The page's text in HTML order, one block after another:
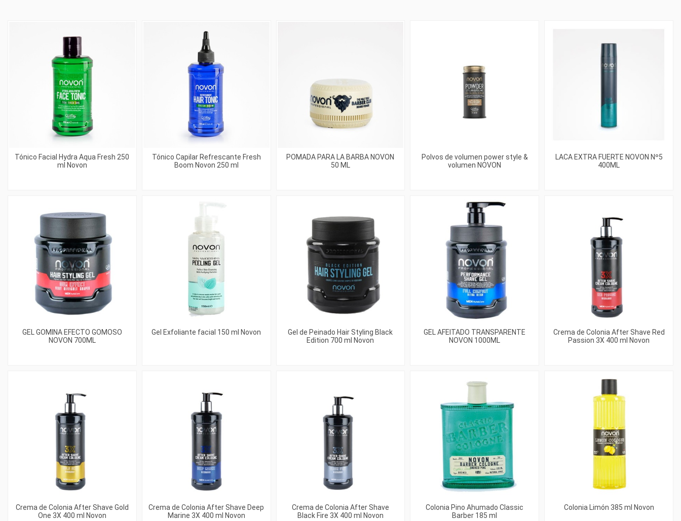
Tónico Facial Hydra Aqua Fresh 250
ml Novon
Tónico Capilar Refrescante Fresh
Boom Novon 250 ml
POMADA PARA LA BARBA NOVON
50 ML
Polvos de volumen power style &
volumen NOVON
LACA EXTRA FUERTE NOVON Nº5
400ML
GEL GOMINA EFECTO GOMOSO
NOVON 700ML
Gel Exfoliante facial 150 ml Novon
Gel de Peinado Hair Styling Black
Edition 700 ml Novon
GEL AFEITADO TRANSPARENTE
NOVON 1000ML
Crema de Colonia After Shave Red
Passion 3X 400 ml Novon
Crema de Colonia After Shave Gold
One 3X 400 ml Novon
Crema de Colonia After Shave Deep
Marine 3X 400 ml Novon
Crema de Colonia After Shave
Black Fire 3X 400 ml Novon
Colonia Pino Ahumado Classic
Barber 185 ml
Colonia Limón 385 ml Novon